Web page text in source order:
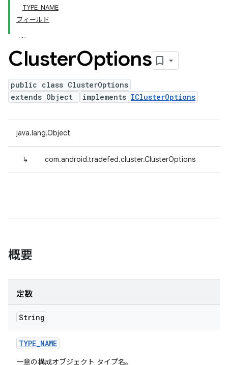
TYPE_NAME
フィールド
ClusterOptions
public class ClusterOptions
extends Object
implements IClusterOptions
java.lang.Object
↳ com.android.tradefed.cluster.ClusterOptions
概要
定数
String
TYPE_NAME
一意の構成オブジェクト タイプ名。